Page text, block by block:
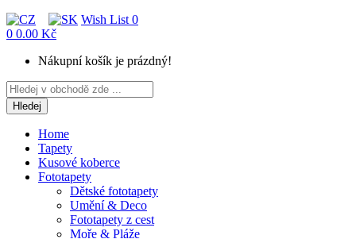
Wish List 0
0 0.00 Kč
Nákupní košík je prázdný!
Hledej
Home
Tapety
Kusové koberce
Fototapety
Dětské fototapety
Umění & Deco
Fototapety z cest
Moře & Pláže